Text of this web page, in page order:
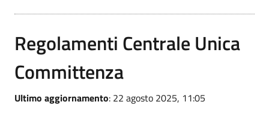
Regolamenti Centrale Unica
Committenza
Ultimo aggiornamento: 22 agosto 2025, 11:05